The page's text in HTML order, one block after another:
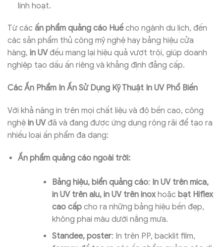
linh hoạt.
Từ các ấn phẩm quảng cáo Huếcho ngành du lịch, đến
các sản phẩm thủ công mỹ nghệ hay bảng hiệu cửa
hàng, in UVđều mang lại hiệu quả vượt trội, giúp doanh
nghiệp tạo dấu ấn riêng và khẳng định đẳng cấp.
Các Ấn Phẩm In Ấn Sử Dụng Kỹ Thuật In UV Phổ Biến
Với khả năng in trên mọi chất liệu và độ bền cao, công
nghệ in UVđã và đang được ứng dụng rộng rãi để tạo ra
nhiều loại ấn phẩm đa dạng:
Ấn phẩm quảng cáo ngoài trời:
Bảng hiệu, biển quảng cáo: In UV trên mica,
in UV trên alu, in UV trên inoxhoặc bạt Hiflex
cao cấpcho ra những bảng hiệu bền đẹp,
không phai màu dưới nắng mưa.
Standee, poster: In trên PP, backlit film,